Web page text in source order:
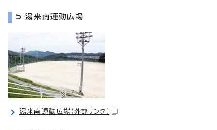
5 湯来南運動広場
湯来南運動広場 （外部リンク）